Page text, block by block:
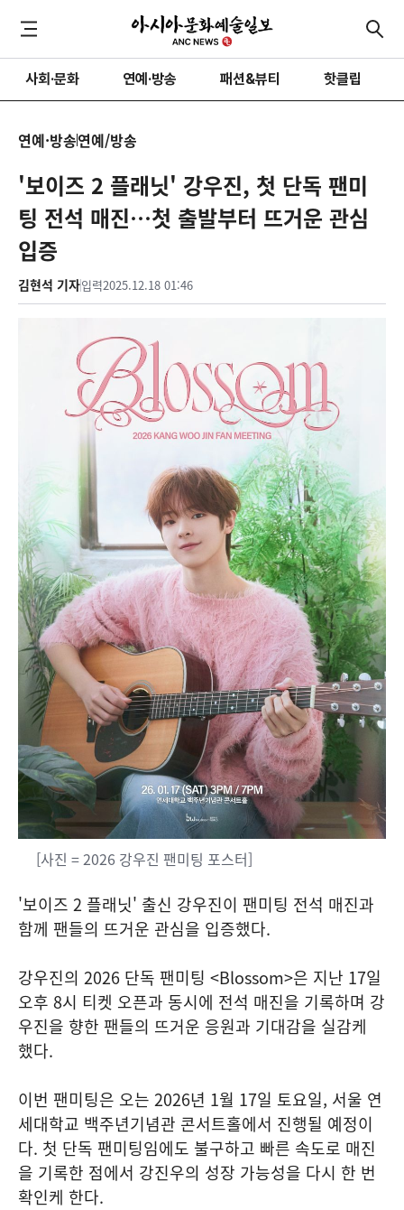
사회·문화 연예·방송 패션&뷰티 핫클립
연예·방송연예/방송
'보이즈 2 플래닛' 강우진, 첫 단독 팬미
팅 전석 매진…첫 출발부터 뜨거운 관심
입증
김현석 기자입력2025.12.18 01:46
[사진 = 2026 강우진 팬미팅 포스터]
'보이즈 2 플래닛' 출신 강우진이 팬미팅 전석 매진과
함께 팬들의 뜨거운 관심을 입증했다.
강우진의 2026 단독 팬미팅 <Blossom>은 지난 17일
오후 8시 티켓 오픈과 동시에 전석 매진을 기록하며 강
우진을 향한 팬들의 뜨거운 응원과 기대감을 실감케
했다.
이번 팬미팅은 오는 2026년 1월 17일 토요일, 서울 연
세대학교 백주년기념관 콘서트홀에서 진행될 예정이
다. 첫 단독 팬미팅임에도 불구하고 빠른 속도로 매진
을 기록한 점에서 강진우의 성장 가능성을 다시 한 번
확인케 한다.